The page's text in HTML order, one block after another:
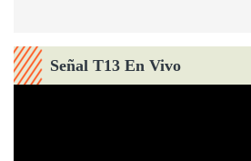
Señal T13 En Vivo